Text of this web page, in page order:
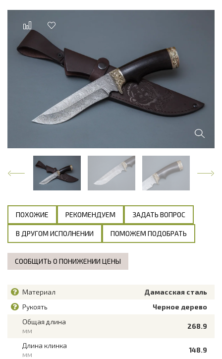
ПОХОЖИЕ РЕКОМЕНДУЕМ ЗАДАТЬ ВОПРОС
В ДРУГОМ ИСПОЛНЕНИИ ПОМОЖЕМ ПОДОБРАТЬ
СООБЩИТЬ О ПОНИЖЕНИИ ЦЕНЫ
Материал
Дамасская сталь
Рукоять
Черное дерево
Общая длина
мм
268.9
Длина клинка
мм
148.9